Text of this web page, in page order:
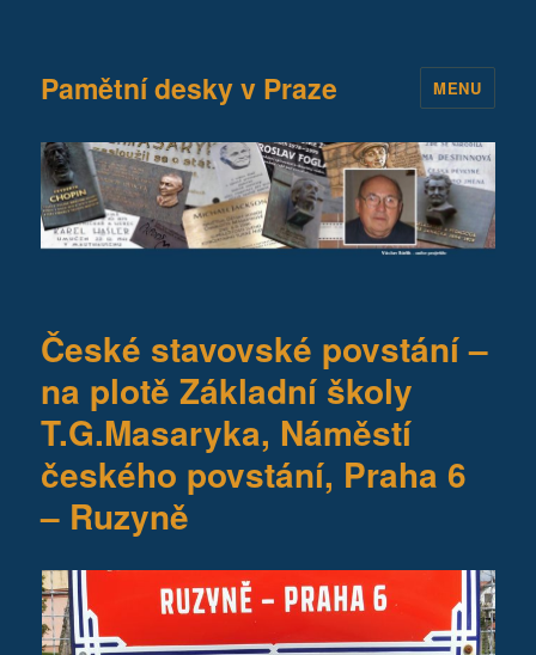
Pamětní desky v Praze MENU
České stavovské povstání –
na plotě Základní školy
T.G.Masaryka, Náměstí
českého povstání, Praha 6
– Ruzyně